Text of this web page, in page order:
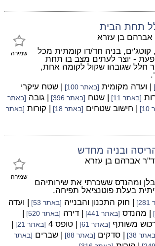
תחת הבית
שמירה
אברהם בן עזרא
קוטג'ים, בניה חד/דו קומתית מכל
- יוצר לעתים מצב בו תחת
חלל שגובהו שקול לקומה אחת,
| ועדה מקומית [באתר 100] | שטח עיקרי
[באתר 11] | שטח [באתר 396] | גובה [באתר
| חישוב שטחים [באתר 18] | קורות [באתר
ובניה מחדש
שמירה
ד"ר אברהם בן עזרא
ומהנדס ששכרתי את שירותיהם
בעלת פוטנציאל תפיחה.
| חוק התכנון והבנייה [באתר 53]
| ועדה
| מהנדס [באתר 441] | דירה [באתר 520]
|
משותף [באתר 61] | טופס 4 [באתר 21]
|
38] | סדקים [באתר 88] | שברים [באתר